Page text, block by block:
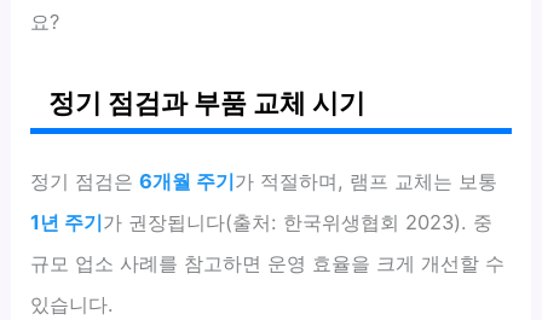
요?
정기 점검과 부품 교체 시기
정기 점검은6개월 주기가 적절하며, 램프 교체는 보통
1년 주기가 권장됩니다(출처: 한국위생협회 2023). 중
규모 업소 사례를 참고하면 운영 효율을 크게 개선할 수
있습니다.